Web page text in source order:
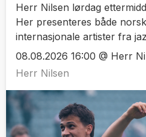
Herr Nilsen lørdag
Her presenteres både
internasjonale artister fra
08.08.2026 16:00 @ Herr
Herr Nilsen